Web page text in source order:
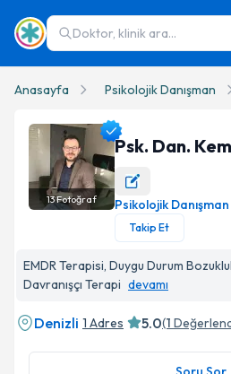
Doktor, klinik ara...
Anasayfa Psikolojik Danışman
Psk. Dan. Kemal Tuncer Profil
13Fotoğraf
Psk. Dan.
Psikolojik Danışman
Takip Et
EMDR Terapisi, Duygu Durum
Davranışçı Terapi devamı
Denizli 1 Adres 5.0(1